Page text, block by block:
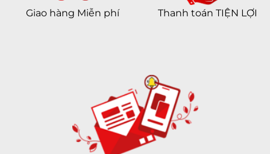
Giao hàng Miễn phí Thanh toán TIỆN LỢI